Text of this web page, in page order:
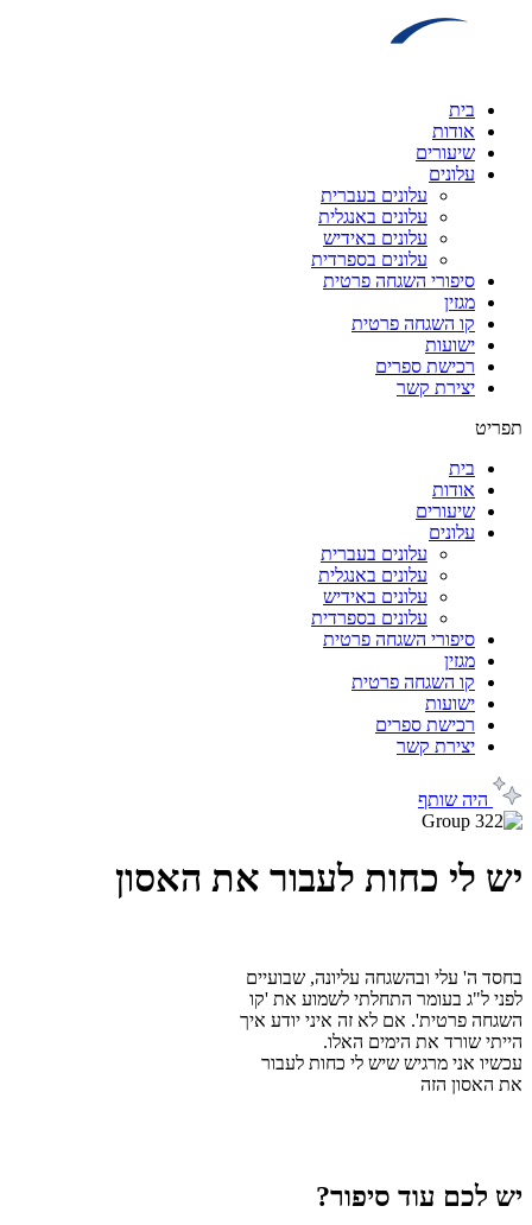
בית
אודות
שיעורים
עלונים
עלונים בעברית
עלונים באנגלית
עלונים באידיש
עלונים בספרדית
סיפורי השגחה פרטית
מגזין
קו השגחה פרטית
ישועות
רכישת ספרים
יצירת קשר
תפריט
בית
אודות
שיעורים
עלונים
עלונים בעברית
עלונים באנגלית
עלונים באידיש
עלונים בספרדית
סיפורי השגחה פרטית
מגזין
קו השגחה פרטית
ישועות
רכישת ספרים
יצירת קשר
היה שותף
יש לי כחות לעבור את האסון
בחסד ה' עלי ובהשגחה עליונה, שבועיים
לפני ל"ג בעומר התחלתי לשמוע את 'קו
השגחה פרטית'. אם לא זה איני יודע איך
הייתי שורד את הימים האלו.
עכשיו אני מרגיש שיש לי כחות לעבור
את האסון הזה
יש לכם עוד סיפור?